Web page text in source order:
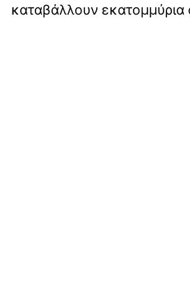
καταβάλλουν εκατομμύρια